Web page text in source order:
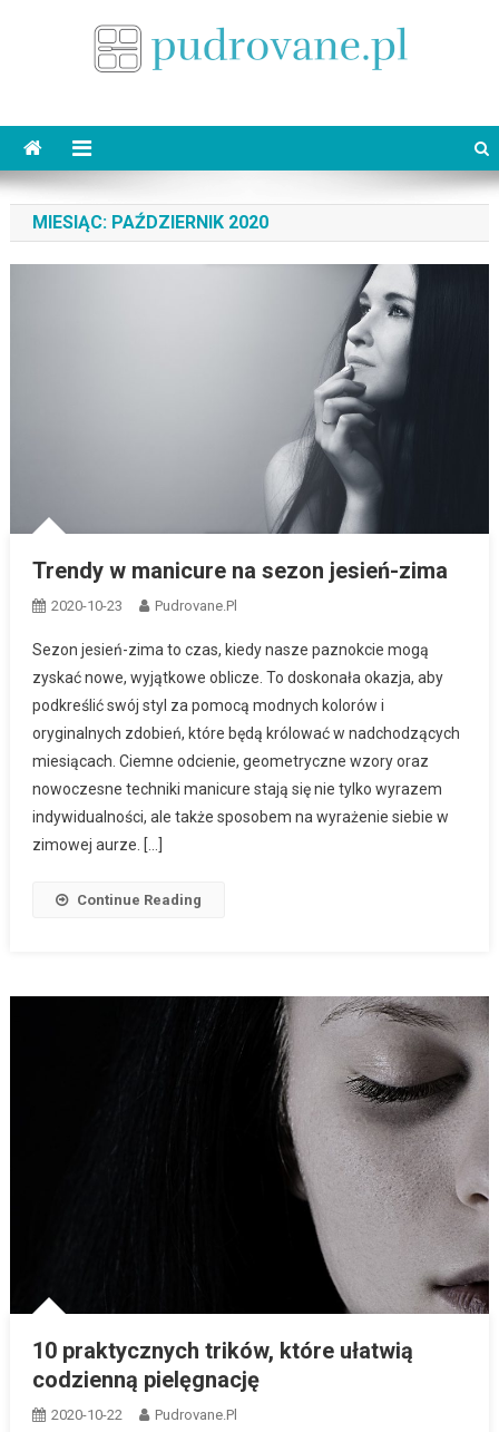
MIESIĄC: PAŹDZIERNIK 2020
Trendy w manicure na sezon jesień-zima
2020-10-23 Pudrovane.pl
Sezon jesień-zima to czas, kiedy nasze paznokcie mogą
zyskać nowe, wyjątkowe oblicze. To doskonała okazja, aby
podkreślić swój styl za pomocą modnych kolorów i
oryginalnych zdobień, które będą królować w nadchodzących
miesiącach. Ciemne odcienie, geometryczne wzory oraz
nowoczesne techniki manicure stają się nie tylko wyrazem
indywidualności, ale także sposobem na wyrażenie siebie w
zimowej aurze. […]
Continue Reading
10 praktycznych trików, które ułatwią
codzienną pielęgnację
2020-10-22 Pudrovane.pl